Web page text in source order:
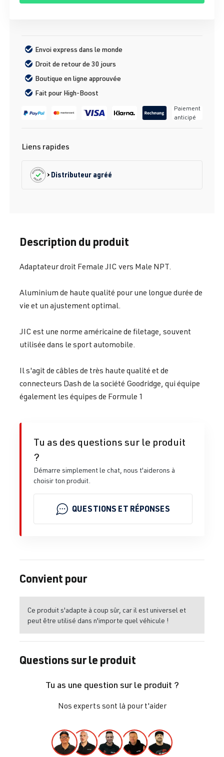
Envoi express dans le monde
Droit de retour de 30 jours
Boutique en ligne approuvée
Fait pour High-Boost
Paiement
anticipé
Liens rapides
Distributeur agréé
Description du produit
Adaptateur droit Female JIC vers Male NPT.
Aluminium de haute qualité pour une longue durée de
vie et un ajustement optimal.
JIC est une norme américaine de filetage, souvent
utilisée dans le sport automobile.
Il s'agit de câbles de très haute qualité et de
connecteurs Dash de la société Goodridge, qui équipe
également les équipes de Formule 1
Tu as des questions sur le produit
?
Démarre simplement le chat, nous t'aiderons à
choisir ton produit.
QUESTIONS ET RÉPONSES
Convient pour
Ce produit s'adapte à coup sûr, car il est universel et
peut être utilisé dans n'importe quel véhicule !
Questions sur le produit
Tu as une question sur le produit ?
Nos experts sont là pour t'aider